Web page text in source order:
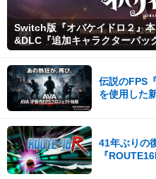
Switch版『オバケイドロ２』
&DLC『追加キャラクターパッ
伝説のFPS
を使用した
41年ぶりの
『